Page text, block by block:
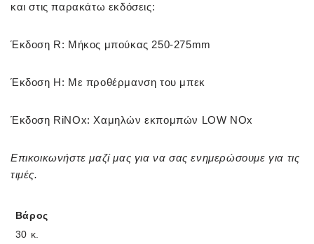
και στις παρακάτω εκδόσεις:
Έκδοση R: Μήκος μπούκας 250-275mm
Έκδοση H: Με προθέρμανση του μπεκ
Έκδοση RiNOx: Χαμηλών εκπομπών LOW NOx
Επικοικωνήστε μαζί μας για να σας ενημερώσουμε για τις
τιμές.
Βάρος
30 κ.